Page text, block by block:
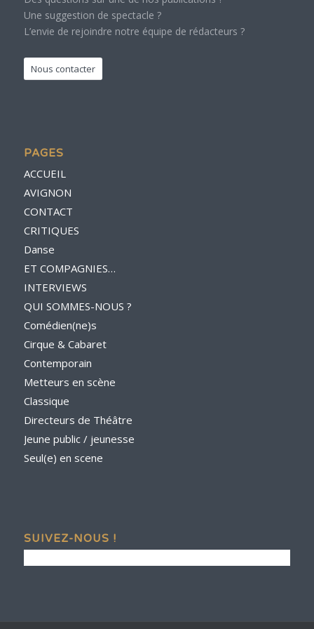
Une suggestion de spectacle ?
L’envie de rejoindre notre équipe de rédacteurs ?
Nous contacter
PAGES
ACCUEIL
AVIGNON
CONTACT
CRITIQUES
Danse
ET COMPAGNIES…
INTERVIEWS
QUI SOMMES-NOUS ?
Comédien(ne)s
Cirque & Cabaret
Contemporain
Metteurs en scène
Classique
Directeurs de Théâtre
Jeune public / jeunesse
Seul(e) en scene
SUIVEZ-NOUS !